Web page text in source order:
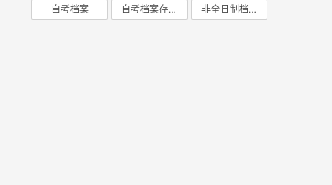
自考档案 自考档案存放 非全日制档案